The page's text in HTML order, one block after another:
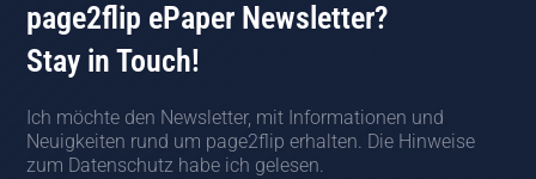
page2flip ePaper Newsletter?
Stay in Touch!
Ich möchte den Newsletter, mit Informationen und
Neuigkeiten rund um page2flip erhalten. Die Hinweise
zum Datenschutz habe ich gelesen.